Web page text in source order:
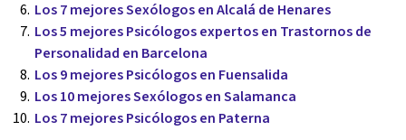
Los 7 mejores Sexólogos en Alcalá de Henares
Los 5 mejores Psicólogos expertos en Trastornos de
Personalidad en Barcelona
Los 9 mejores Psicólogos en Fuensalida
Los 10 mejores Sexólogos en Salamanca
Los 7 mejores Psicólogos en Paterna